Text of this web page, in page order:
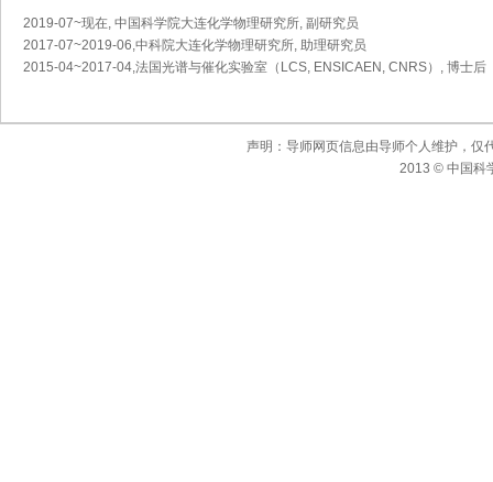
2019-07~现在, 中国科学院大连化学物理研究所, 副研究员
2017-07~2019-06,中科院大连化学物理研究所, 助理研究员
2015-04~2017-04,法国光谱与催化实验室（LCS, ENSICAEN, CNRS）, 博士后
声明：导师网页信息由导师个人维护，仅
2013 © 中国科